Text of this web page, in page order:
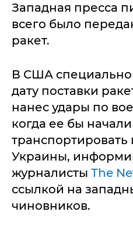
Западная пресса
всего было
ракет.
В США
дату поставки
нанес удары по
когда ее бы начали
Украины,
журналисты The
ссылкой на
чиновников.